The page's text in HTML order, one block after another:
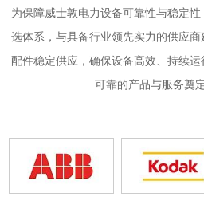
为保障威士敦电力设备可靠性与稳定
选体系，与具备行业领先实力的供应
配件稳定供应，确保设备高效、持续运
可靠的产品与服务奠